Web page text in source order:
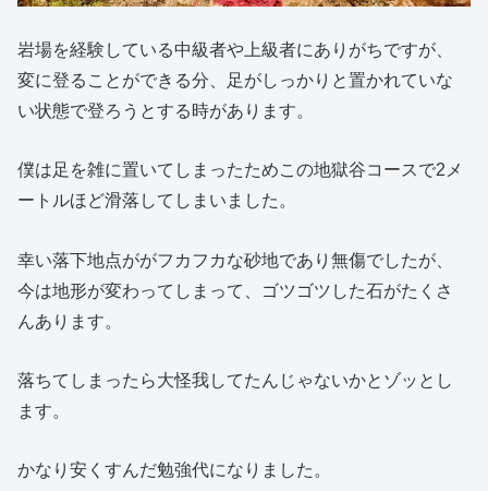
岩場を経験している中級者や上級者にありがちですが、
変に登ることができる分、足がしっかりと置かれていな
い状態で登ろうとする時があります。
僕は足を雑に置いてしまったためこの地獄谷コースで2メ
ートルほど滑落してしまいました。
幸い落下地点ががフカフカな砂地であり無傷でしたが、
今は地形が変わってしまって、ゴツゴツした石がたくさ
んあります。
落ちてしまったら大怪我してたんじゃないかとゾッとし
ます。
かなり安くすんだ勉強代になりました。